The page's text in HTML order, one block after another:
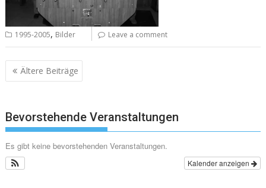
1995-2005, Bilder Leave a comment
Beitragsnavigation
Ältere Beiträge
Bevorstehende Veranstaltungen
Es gibt keine bevorstehenden Veranstaltungen.
Kalender anzeigen